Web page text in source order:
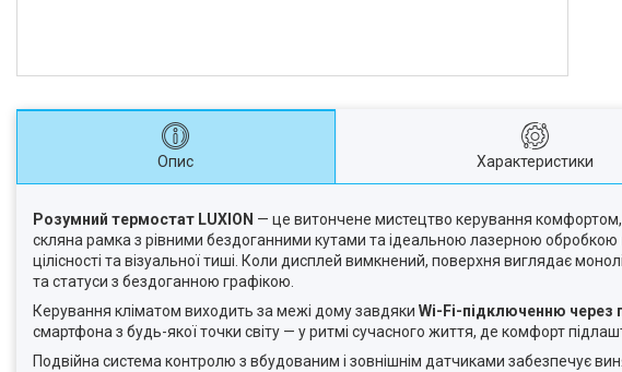
Опис Характеристики
Розумний термостат LUXION — це витончене мистецтво керування комфортом,
скляна рамка з рівними бездоганними кутами та ідеальною лазерною обробкою
цілісності та візуальної тиші. Коли дисплей вимкнений, поверхня виглядає
та статуси з бездоганною графікою.
Керування кліматом виходить за межі дому завдяки Wi-Fi-підключенню через
смартфона з будь-якої точки світу — у ритмі сучасного життя, де комфорт
Подвійна система контролю з вбудованим і зовнішнім датчиками забезпечує